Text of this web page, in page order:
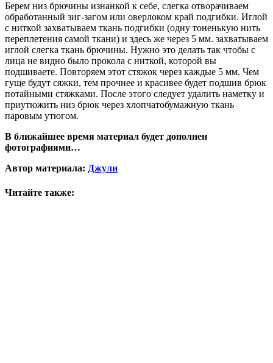
Берем низ брючины изнанкой к себе, слегка отворачиваем
обработанный зиг-загом или оверлоком край подгибки. Иглой
с ниткой захватываем ткань подгибки (одну тоненькую нить
переплетения самой ткани) и здесь же через 5 мм. захватываем
иглой слегка ткань брючины. Нужно это делать так чтобы с
лица не видно было прокола с ниткой, которой вы
подшиваете. Повторяем этот стяжок через каждые 5 мм. Чем
гуще будут сяжки, тем прочнее и красивее будет подшив брюк
потайными стяжками. После этого следует удалить наметку и
приутюжить низ брюк через хлопчатобумажную ткань
паровым утюгом.
В ближайшее время материал будет дополнен
фотографиями…
Автор материала: Джули
Читайте также: